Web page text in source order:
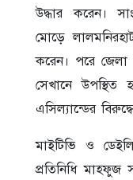
উদ্ধার করেন।
মোড়ে
করেন। পরে জেলা
সেখানে উপস্থিত
এসিল্যান্ডের
মাইটিভি ও
প্রতিনিধি